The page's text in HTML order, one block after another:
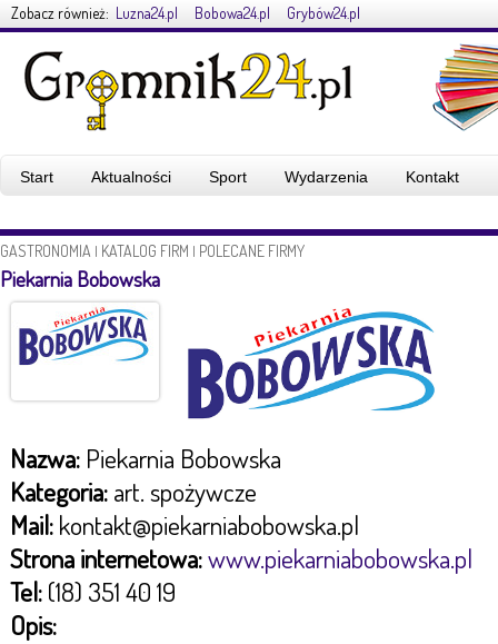
Zobacz również: Luzna24.pl Bobowa24.pl Grybów24.pl
Start Aktualności Sport Wydarzenia Kontakt
GASTRONOMIA | KATALOG FIRM | POLECANE FIRMY
Piekarnia Bobowska
Nazwa: Piekarnia Bobowska
Kategoria: art. spożywcze
Mail: kontakt@piekarniabobowska.pl
Strona internetowa:www.piekarniabobowska.pl
Tel: (18) 351 40 19
Opis: